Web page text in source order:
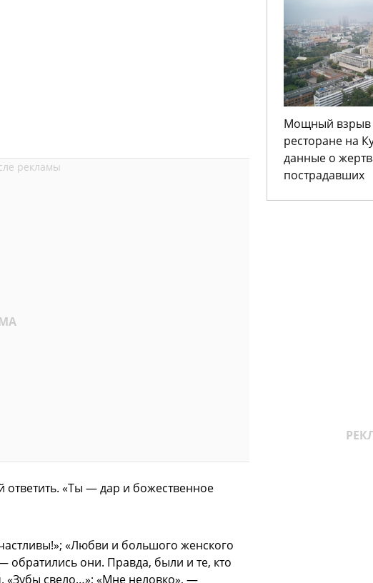
«Ты — дар и божественное
«Любви и большого женского
обратились они. Правда, были и те, кто
«Зубы свело…»; «Мне неловко», —
Мощный взрыв
ресторане на
данные о
пострадавших